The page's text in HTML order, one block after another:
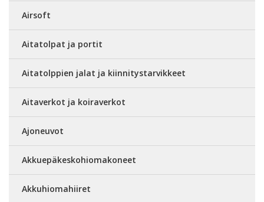
Airsoft
Aitatolpat ja portit
Aitatolppien jalat ja kiinnitystarvikkeet
Aitaverkot ja koiraverkot
Ajoneuvot
Akkuepäkeskohiomakoneet
Akkuhiomahiiret